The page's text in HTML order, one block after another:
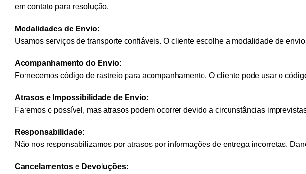
em contato para resolução.
Modalidades de Envio:
Usamos serviços de transporte confiáveis. O cliente escolhe a modalidade de
Acompanhamento do Envio:
Fornecemos código de rastreio para acompanhamento. O cliente pode usar o
Atrasos e Impossibilidade de Envio:
Faremos o possível, mas atrasos podem ocorrer devido a circunstâncias
Responsabilidade:
Não nos responsabilizamos por atrasos por informações de entrega incorretas.
Cancelamentos e Devoluções: